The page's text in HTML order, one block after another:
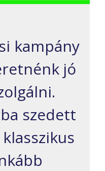
kampány
jó
szedett